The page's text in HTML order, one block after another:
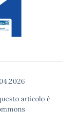
articolo è